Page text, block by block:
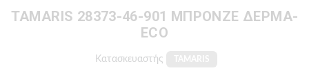
TAMARIS 28373-46-901 ΜΠΡΟΝΖΕ ΔΕΡΜΑ-
ECO
Κατασκευαστής